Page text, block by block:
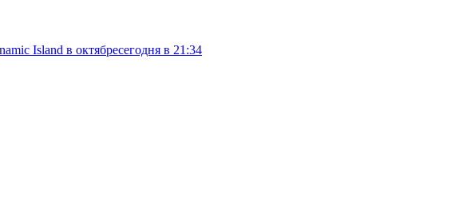
Island в октябресегодня в 21:34